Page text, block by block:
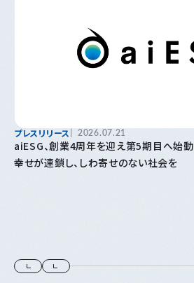
プレスリリース 2026.07.21
aiESG、創業4周年を迎え第5期目へ始動
幸せが連鎖し、しわ寄せのない社会を